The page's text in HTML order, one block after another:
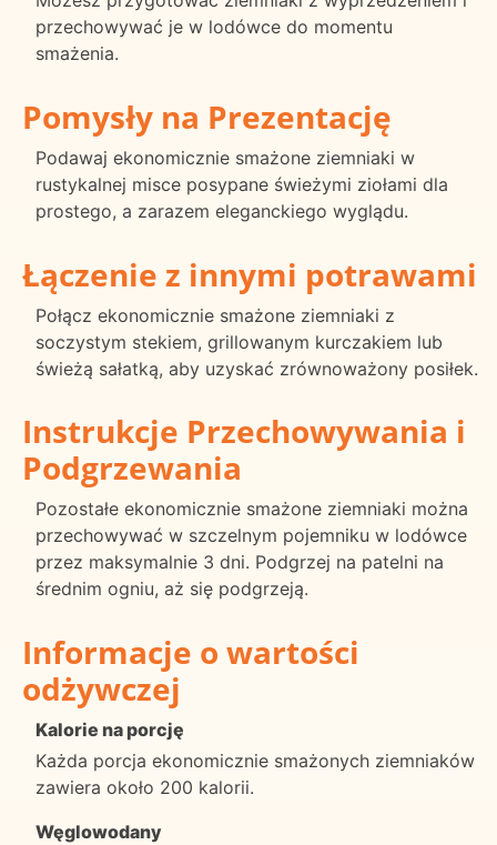
przechowywać je w lodówce do momentu
smażenia.
Pomysły na Prezentację
Podawaj ekonomicznie smażone ziemniaki w
rustykalnej misce posypane świeżymi ziołami dla
prostego, a zarazem eleganckiego wyglądu.
Łączenie z innymi potrawami
Połącz ekonomicznie smażone ziemniaki z
soczystym stekiem, grillowanym kurczakiem lub
świeżą sałatką, aby uzyskać zrównoważony posiłek.
Instrukcje Przechowywania i
Podgrzewania
Pozostałe ekonomicznie smażone ziemniaki można
przechowywać w szczelnym pojemniku w lodówce
przez maksymalnie 3 dni. Podgrzej na patelni na
średnim ogniu, aż się podgrzeją.
Informacje o wartości
odżywczej
Kalorie na porcję
Każda porcja ekonomicznie smażonych ziemniaków
zawiera około 200 kalorii.
Węglowodany